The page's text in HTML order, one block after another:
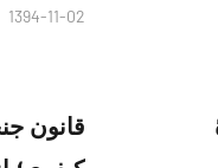
1394-11-02
قانون